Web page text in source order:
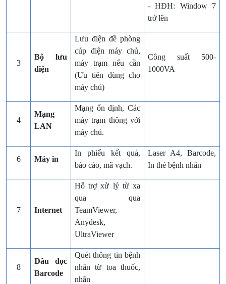
- HĐH: Window 7
trở lên
3
Bộ lưu
điện
Lưu điện đề phòng
cúp điện máy chủ,
máy trạm nếu cần
(Ưu tiên dùng cho
máy chủ)
Công suất 500-
1000VA
4
Mạng
LAN
Mạng ổn định, Các
máy trạm thông với
máy chủ.
6 Máy in
In phiếu kết quả,
báo cáo, mã vạch.
Laser A4, Barcode,
In thẻ bệnh nhân
7 Internet
Hỗ trợ xử lý từ xa
qua qua
TeamViewer,
Anydesk,
UltraViewer
8
Đầu đọc
Barcode
Quét thông tin bệnh
nhân từ toa thuốc,
nhãn